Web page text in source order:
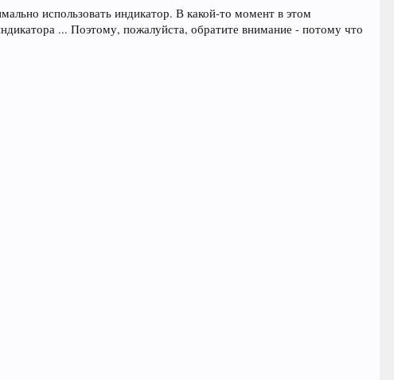
использовать индикатор. В какой-то момент в этом
... Поэтому, пожалуйста, обратите внимание - потому что